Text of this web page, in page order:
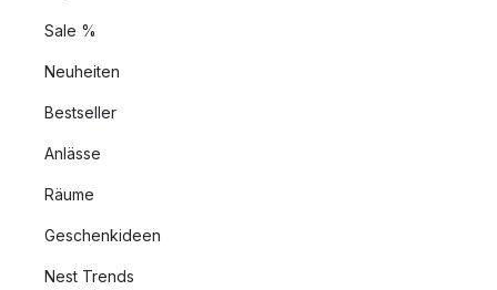
Sale %
Neuheiten
Bestseller
Anlässe
Räume
Geschenkideen
Nest Trends